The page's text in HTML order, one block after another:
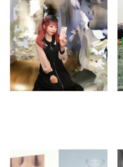
後藤友里
pop ropes
京都芸術センター
西村祐馬